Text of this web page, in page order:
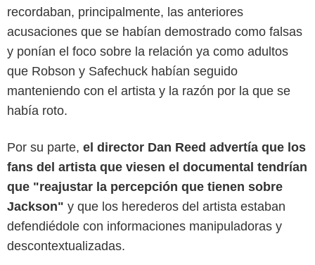
recordaban, principalmente, las anteriores
acusaciones que se habían demostrado como falsas
y ponían el foco sobre la relación ya como adultos
que Robson y Safechuck habían seguido
manteniendo con el artista y la razón por la que se
había roto.
Por su parte, el director Dan Reed advertía que los
fans del artista que viesen el documental tendrían
que "reajustar la percepción que tienen sobre
Jackson" y que los herederos del artista estaban
defendiédole con informaciones manipuladoras y
descontextualizadas.